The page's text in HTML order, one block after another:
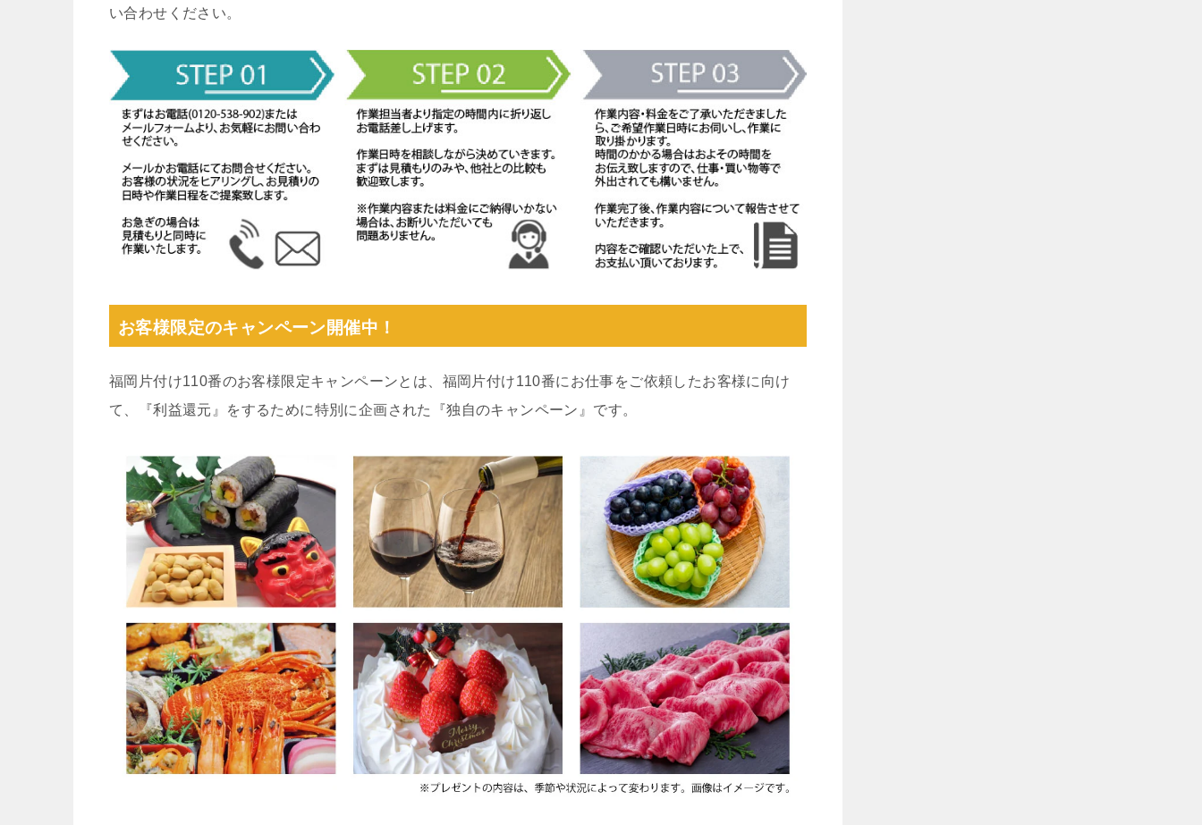
い合わせください。
お客様限定のキャンペーン開催中！
福岡片付け110番のお客様限定キャンペーンとは、福岡片付け110番にお仕事をご依頼したお客様に向け
て、『利益還元』をするために特別に企画された『独自のキャンペーン』です。